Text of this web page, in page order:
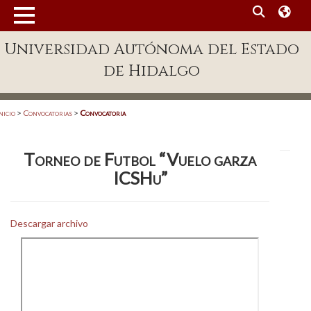
Enlaces
Patronato
Universidad Autónoma del Estado
de Hidalgo
> Convocatorias > Convocatoria
Torneo de Futbol “Vuelo garza
ICSHu”
Descargar archivo